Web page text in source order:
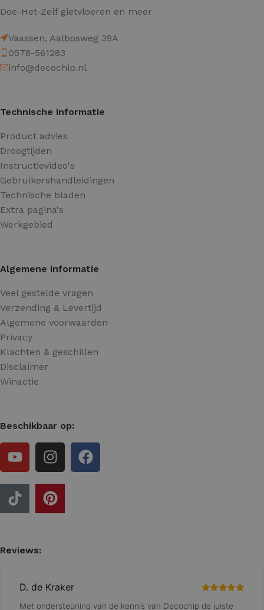
Doe-Het-Zelf gietvloeren en meer
Vaassen, Aalbosweg 39A
0578-561283
info@decochip.nl
Technische informatie
Product advies
Droogtijden
Instructievideo's
Gebruikershandleidingen
Technische bladen
Extra pagina's
Werkgebied
Algemene informatie
Veel gestelde vragen
Verzending & Levertijd
Algemene voorwaarden
Privacy
Klachten & geschillen
Disclaimer
Winactie
Beschikbaar op:
Reviews: